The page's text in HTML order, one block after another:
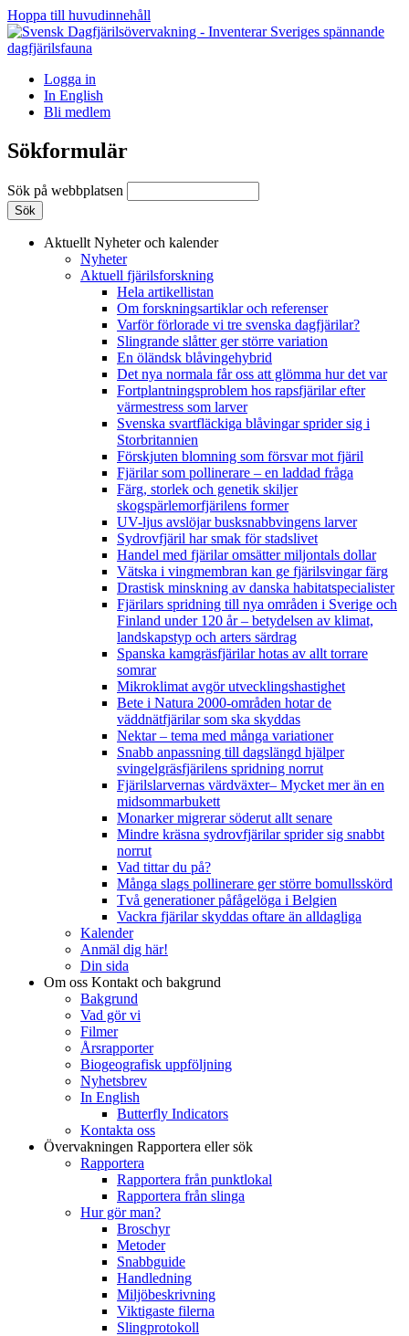
Hoppa till huvudinnehåll
Logga in
In English
Bli medlem
Sökformulär
Sök på webbplatsen
Aktuellt Nyheter och kalender
Nyheter
Aktuell fjärilsforskning
Hela artikellistan
Om forskningsartiklar och referenser
Varför förlorade vi tre svenska dagfjärilar?
Slingrande slåtter ger större variation
En öländsk blåvingehybrid
Det nya normala får oss att glömma hur det var
Fortplantningsproblem hos rapsfjärilar efter
värmestress som larver
Svenska svartfläckiga blåvingar sprider sig i
Storbritannien
Förskjuten blomning som försvar mot fjäril
Fjärilar som pollinerare – en laddad fråga
Färg, storlek och genetik skiljer
skogspärlemorfjärilens former
UV-ljus avslöjar busksnabbvingens larver
Sydrovfjäril har smak för stadslivet
Handel med fjärilar omsätter miljontals dollar
Vätska i vingmembran kan ge fjärilsvingar färg
Drastisk minskning av danska habitatspecialister
Fjärilars spridning till nya områden i Sverige och
Finland under 120 år– betydelsen av klimat,
landskapstyp och arters särdrag
Spanska kamgräsfjärilar hotas av allt torrare
somrar
Mikroklimat avgör utvecklingshastighet
Bete i Natura 2000-områden hotar de
väddnätfjärilar som ska skyddas
Nektar – tema med många variationer
Snabb anpassning till dagslängd hjälper
svingelgräsfjärilens spridning norrut
Fjärilslarvernas värdväxter– Mycket mer än en
midsommarbukett
Monarker migrerar söderut allt senare
Mindre kräsna sydrovfjärilar sprider sig snabbt
norrut
Vad tittar du på?
Många slags pollinerare ger större bomullsskörd
Två generationer påfågelöga i Belgien
Vackra fjärilar skyddas oftare än alldagliga
Kalender
Anmäl dig här!
Din sida
Om oss Kontakt och bakgrund
Bakgrund
Vad gör vi
Filmer
Årsrapporter
Biogeografisk uppföljning
Nyhetsbrev
In English
Butterfly Indicators
Kontakta oss
Övervakningen Rapportera eller sök
Rapportera
Rapportera från punktlokal
Rapportera från slinga
Hur gör man?
Broschyr
Metoder
Snabbguide
Handledning
Miljöbeskrivning
Viktigaste filerna
Slingprotokoll